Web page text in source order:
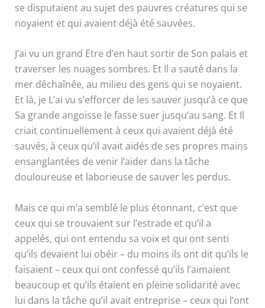
se disputaient au sujet des pauvres créatures qui se
noyaient et qui avaient déjà été sauvées.
J’ai vu un grand Etre d’en haut sortir de Son palais et
traverser les nuages sombres. Et Il a sauté dans la
mer déchaînée, au milieu des gens qui se noyaient.
Et là, je L’ai vu s’efforcer de les sauver jusqu’à ce que
Sa grande angoisse le fasse suer jusqu’au sang. Et Il
criait continuellement à ceux qui avaient déjà été
sauvés, à ceux qu’il avait aidés de ses propres mains
ensanglantées de venir l’aider dans la tâche
douloureuse et laborieuse de sauver les perdus.
Mais ce qui m’a semblé le plus étonnant, c’est que
ceux qui se trouvaient sur l’estrade et qu’il a
appelés, qui ont entendu sa voix et qui ont senti
qu’ils devaient lui obéir – du moins ils ont dit qu’ils le
faisaient – ceux qui ont confessé qu’ils l’aimaient
beaucoup et qu’ils étaient en pleine solidarité avec
lui dans la tâche qu’il avait entreprise – ceux qui l’ont